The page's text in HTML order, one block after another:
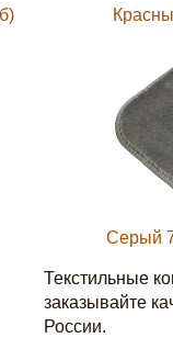
Серый
Текстильные
заказывайте
России.